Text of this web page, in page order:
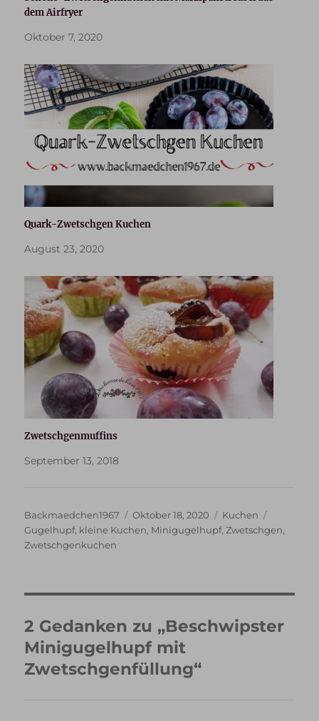
dem Airfryer
Oktober 7, 2020
Quark-Zwetschgen Kuchen
August 23, 2020
Zwetschgenmuffins
September 13, 2018
Autor
Backmaedchen1967
Veröffentlicht
am
Oktober 18, 2020 Kategorien
Kuchen
Gugelhupf, kleine Kuchen, Minigugelhupf,Zwetschgen,
Zwetschgenkuchen
2 Gedanken zu „Beschwipster
Minigugelhupf mit
Zwetschgenfüllung“